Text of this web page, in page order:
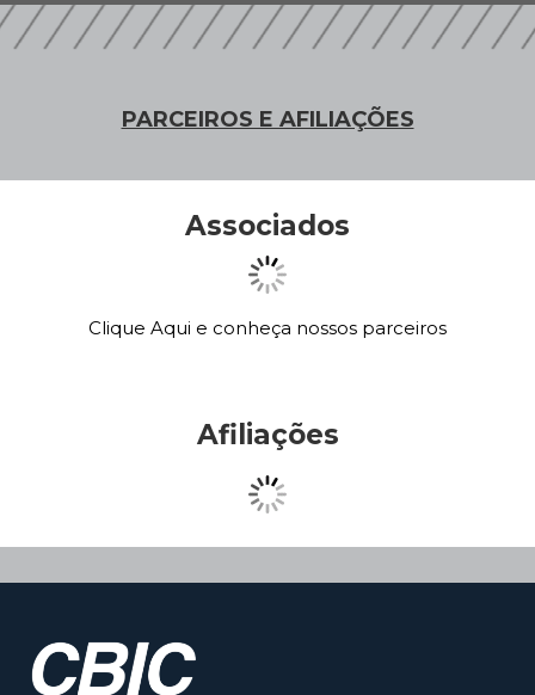
PARCEIROS E AFILIAÇÕES
Associados
Clique Aqui e conheça nossos parceiros
Afiliações